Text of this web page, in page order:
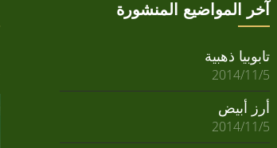
آخر المواضيع المنشورة
تابوبيا ذهبية
2014/11/5
أرز أبيض
2014/11/5